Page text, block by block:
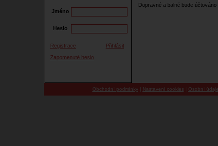
Jméno
Heslo
Registrace
Přihlásit
Zapomenuté heslo
Dopravné a balné bude
Obchodní podmínky| Nastavení cookies | Osobní